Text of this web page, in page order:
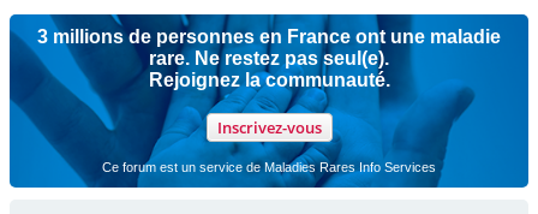
3 millions de personnes en France ont une maladie
rare. Ne restez pas seul(e).
Rejoignez la communauté.
Inscrivez-vous
Ce forum est un service de Maladies Rares Info Services